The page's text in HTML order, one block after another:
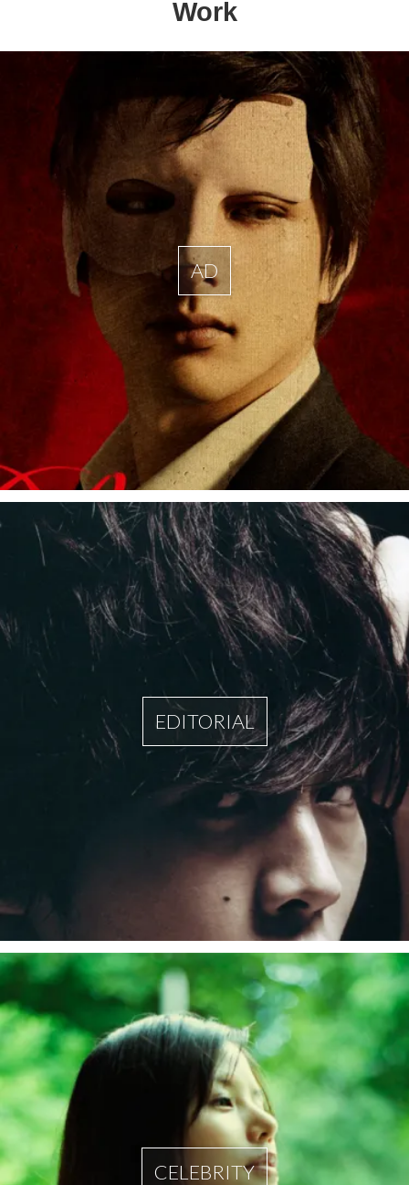
Work
AD
EDITORIAL
CELEBRITY